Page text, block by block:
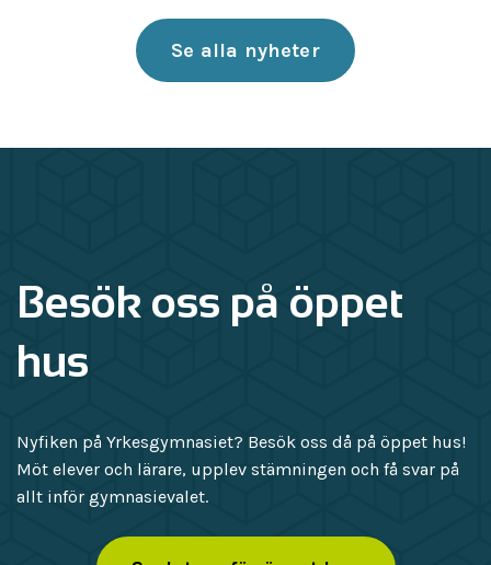
Se alla nyheter
Besök oss på öppet
hus
Nyfiken på Yrkesgymnasiet? Besök oss då på öppet hus!
Möt elever och lärare, upplev stämningen och få svar på
allt inför gymnasievalet.